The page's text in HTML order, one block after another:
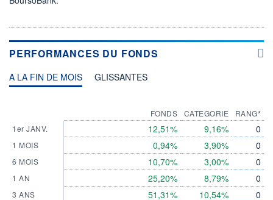
PERFORMANCES DU FONDS
A LA FIN DE MOIS GLISSANTES
1er JANV.
1 MOIS
6 MOIS
1 AN
3 ANS
FONDS
12,51%
0,94%
10,70%
25,20%
51,31%
CATEGORIE
9,16%
3,90%
3,00%
8,79%
10,54%
RANG*
0
0
0
0
0